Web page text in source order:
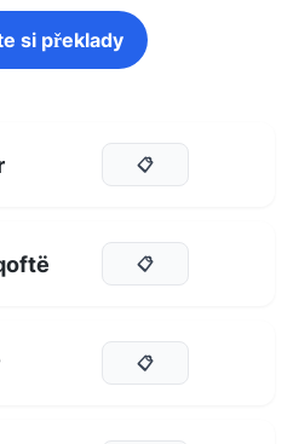
si překlady
📋
📋
📋